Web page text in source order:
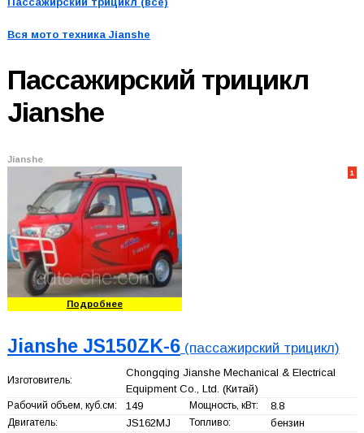
Вся мото техника Jianshe
Пассажирский трицикл
Jianshe
Jianshe
1
Подробнее
Jianshe JS150ZK-6(пассажирский трицикл)
Изготовитель:
Chongqing Jianshe Mechanical & Electrical
Equipment Co., Ltd. (Китай)
Рабочий объем, куб.см: 149 Мощность, кВт: 8.8
Двигатель: JS162MJ Топливо: бензин